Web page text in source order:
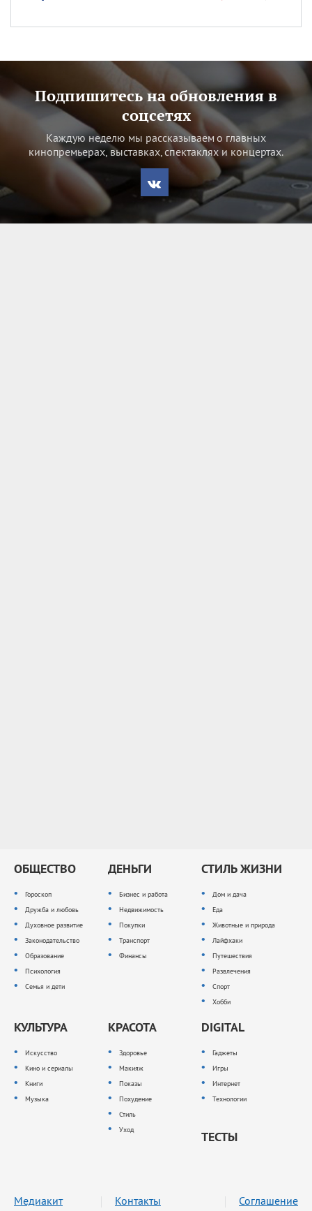
Подпишитесь на обновления в
соцсетях
Каждую неделю мы рассказываем о главных
кинопремьерах, выставках, спектаклях и концертах.
ОБЩЕСТВО
Гороскоп
Дружба и любовь
Духовное развитие
Законодательство
Образование
Психология
Семья и дети
ДЕНЬГИ
Бизнес и работа
Недвижимость
Покупки
Транспорт
Финансы
СТИЛЬ ЖИЗНИ
Дом и дача
Еда
Животные и природа
Лайфхаки
Путешествия
Развлечения
Спорт
Хобби
КУЛЬТУРА
Искусство
Кино и сериалы
Книги
Музыка
КРАСОТА
Здоровье
Макияж
Показы
Похудение
Стиль
Уход
DIGITAL
Гаджеты
Игры
Интернет
Технологии
ТЕСТЫ
Медиакит Контакты Соглашение